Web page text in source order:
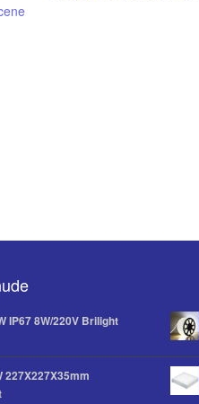
IP67 8W/220V Brilight
227X227X35mm